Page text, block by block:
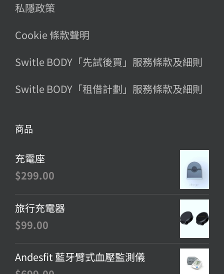
私隱政策
Cookie 條款聲明
Switle BODY「先試後買」服務條款及細則
Switle BODY「租借計劃」服務條款及細則
商品
充電座
$299.00
旅行充電器
$99.00
Andesfit 藍牙臂式血壓監測儀